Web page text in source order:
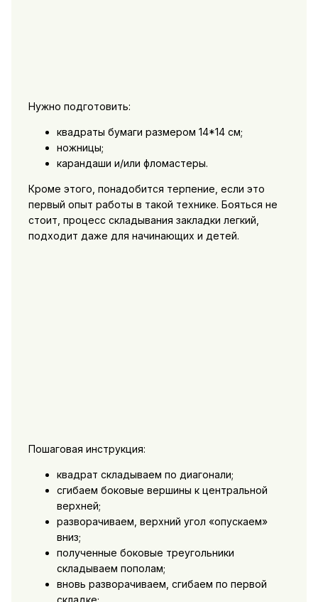
Нужно подготовить:
квадраты бумаги размером 14*14 см;
ножницы;
карандаши и/или фломастеры.
Кроме этого, понадобится терпение, если это
первый опыт работы в такой технике. Бояться не
стоит, процесс складывания закладки легкий,
подходит даже для начинающих и детей.
Пошаговая инструкция:
квадрат складываем по диагонали;
сгибаем боковые вершины к центральной
верхней;
разворачиваем, верхний угол «опускаем»
вниз;
полученные боковые треугольники
складываем пополам;
вновь разворачиваем, сгибаем по первой